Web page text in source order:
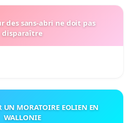
des sans-abri ne doit pas
disparaître
UN MORATOIRE EOLIEN EN
WALLONIE